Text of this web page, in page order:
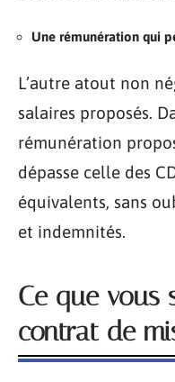
Une rémunération qui
L’autre atout non
salaires proposés.
rémunération
dépasse celle des
équivalents, sans
et indemnités.
Ce que vous
contrat de